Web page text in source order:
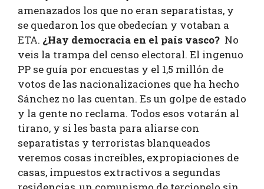
amenazados los que no eran separatistas, y
se quedaron los que obedecían y votaban a
ETA. ¿Hay democracia en el país vasco? No
veis la trampa del censo electoral. El ingenuo
PP se guía por encuestas y el 1,5 millón de
votos de las nacionalizaciones que ha hecho
Sánchez no las cuentan. Es un golpe de estado
y la gente no reclama. Todos esos votarán al
tirano, y si les basta para aliarse con
separatistas y terroristas blanqueados
veremos cosas increíbles, expropiaciones de
casas, impuestos extractivos a segundas